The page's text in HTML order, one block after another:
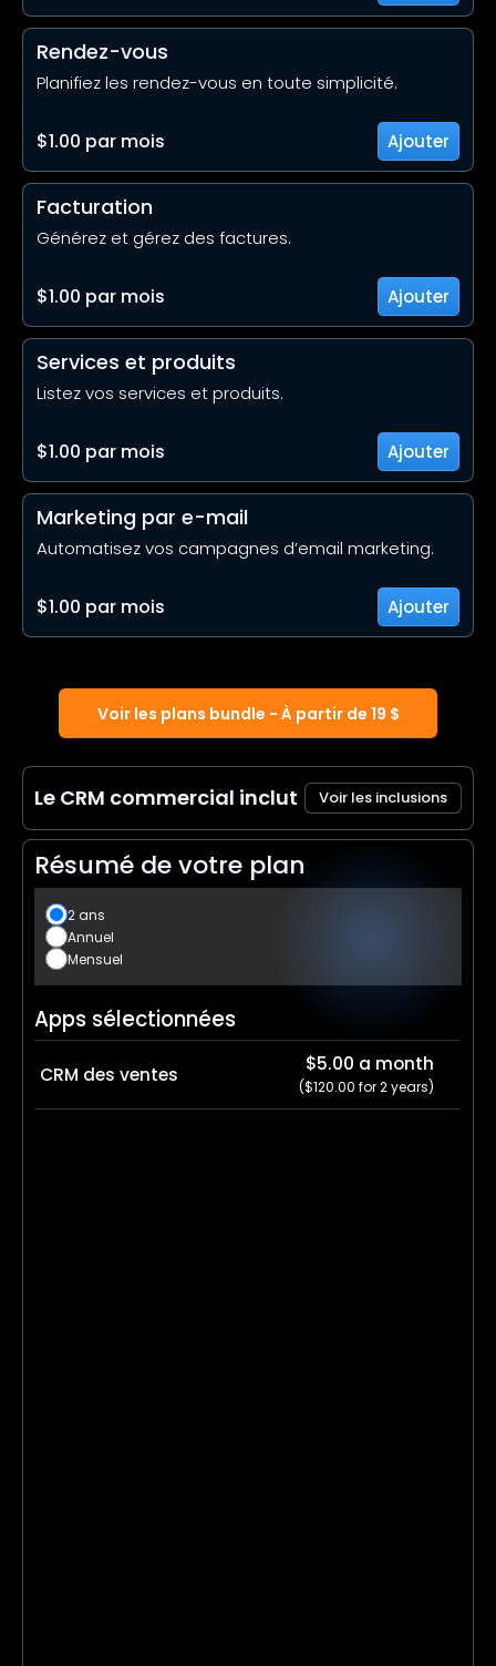
Rendez-vous
Planifiez les rendez-vous en toute simplicité.
$1.00 par mois Ajouter
Facturation
Générez et gérez des factures.
$1.00 par mois Ajouter
Services et produits
Listez vos services et produits.
$1.00 par mois Ajouter
Marketing par e-mail
Automatisez vos campagnes d’email marketing.
$1.00 par mois Ajouter
Voir les plans bundle - À partir de 19 $
Le CRM commercial inclut Voir les inclusions
Résumé de votre plan
2 ans
Annuel
Mensuel
Apps sélectionnées
CRM des ventes $5.00 a month
($120.00 for 2 years)